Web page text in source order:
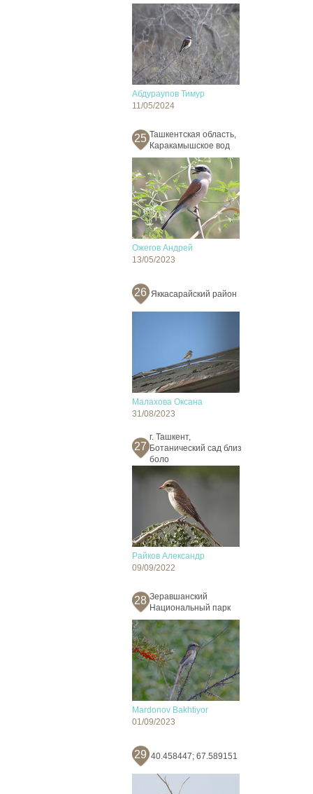
Абдураупов Тимур
11/05/2024
25 Ташкентская область,
Каракамышское вод
Ожегов Андрей
13/05/2023
26 Яккасарайский район
Малахова Оксана
31/08/2023
27
г. Ташкент,
Ботанический сад близ
боло
Райков Александр
09/09/2022
28 Зеравшанский
Национальный парк
Mardonov Bakhtiyor
01/09/2023
29 40.458447; 67.589151